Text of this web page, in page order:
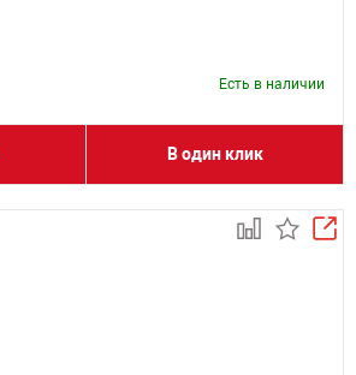
Есть в наличии
В один клик